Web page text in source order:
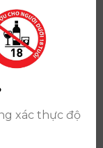
Hà Nội
Ngọc Hà,
Thành
ký
GP-BCT do Bộ
xác thực độ